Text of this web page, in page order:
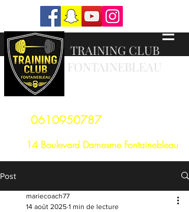
TRAINING CLUB
FONTAINEBLEAU
0610950787
14 Boulevard Damesme Fontainebleau
Post
mariecoach77
14 août 2025 1 min de lecture